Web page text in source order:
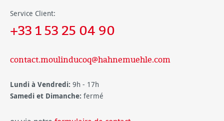
Service Client:
+33 1 53 25 04 90
contact.moulinducoq@hahnemuehle.com
Lundi à Vendredi: 9h - 17h
Samedi et Dimanche: fermé